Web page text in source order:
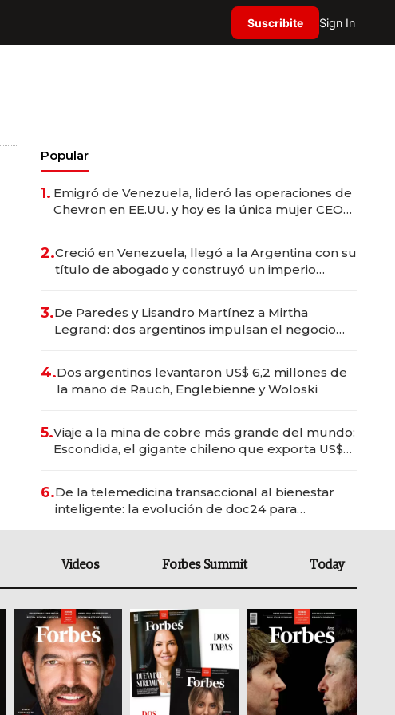
Suscribite Sign In
Popular
1. Emigró de Venezuela, lideró las operaciones de
Chevron en EE.UU. y hoy es la única mujer CEO
2.Creció en Venezuela, llegó a la Argentina con su
título de abogado y construyó un imperio
3.De Paredes y Lisandro Martínez a Mirtha
Legrand: dos argentinos impulsan el negocio
4.Dos argentinos levantaron US$ 6,2 millones de
la mano de Rauch, Englebienne y Woloski
5.Viaje a la mina de cobre más grande del mundo:
Escondida, el gigante chileno que exporta US$
6.De la telemedicina transaccional al bienestar
inteligente: la evolución de doc24 para
Videos Forbes Summit Today